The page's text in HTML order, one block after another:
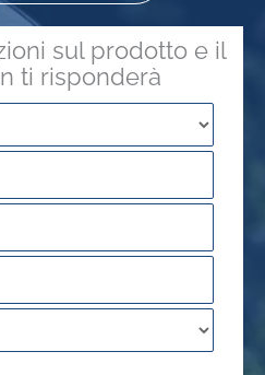
sul prodotto e il
ti risponderà